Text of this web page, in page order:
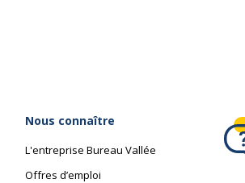
Nous connaître
L'entreprise Bureau Vallée
Offres d’emploi